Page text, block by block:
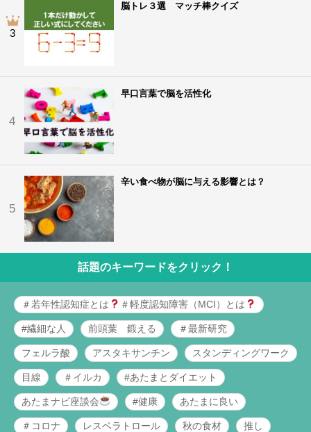
3
脳トレ３選 マッチ棒クイズ
4
早口言葉で脳を活性化
5
辛い食べ物が脳に与える影響とは？
話題のキーワードをクリック！
＃若年性認知症とは ＃軽度認知障害（MCI）とは
#繊細な人 前頭葉 鍛える ＃最新研究
フェルラ酸 アスタキサンチン スタンディングワーク
目線 ＃イルカ #あたまとダイエット
あたまナビ座談会 #健康 あたまに良い
＃コロナ レスベラトロール 秋の食材 推し